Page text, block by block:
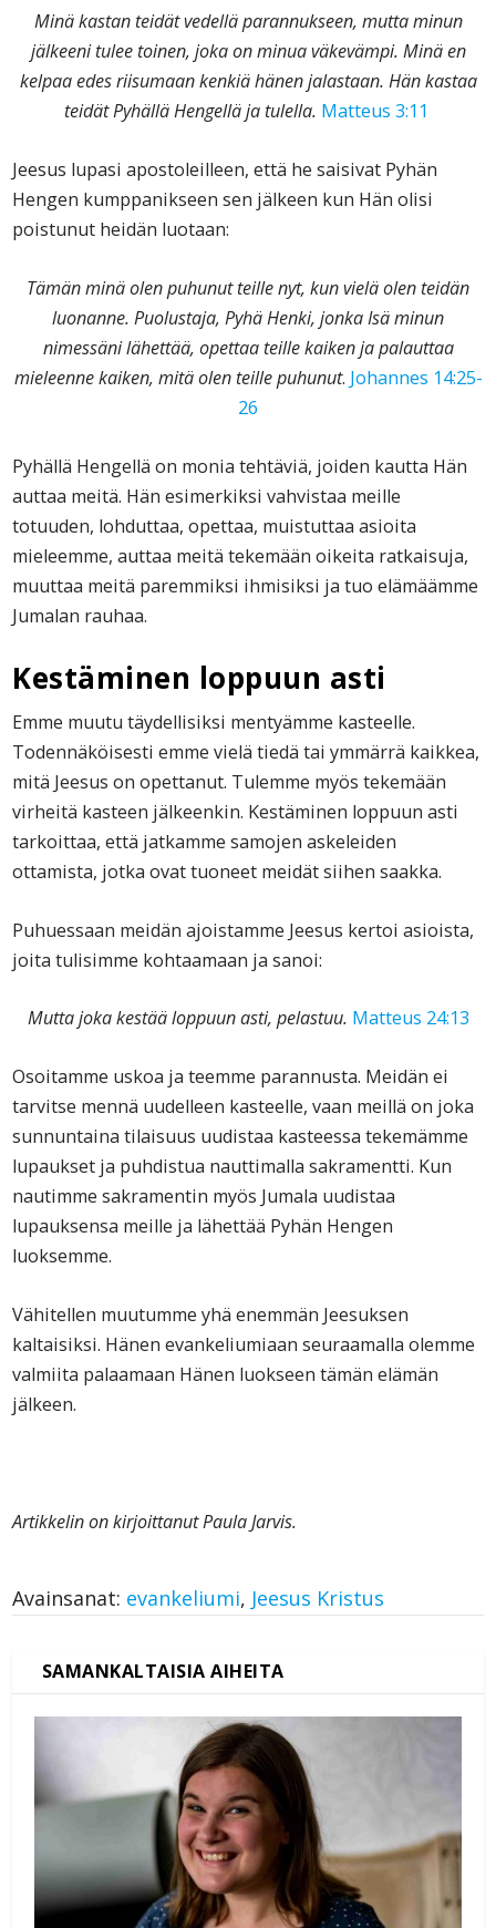
Minä kastan teidät vedellä parannukseen, mutta minun
jälkeeni tulee toinen, joka on minua väkevämpi. Minä en
kelpaa edes riisumaan kenkiä hänen jalastaan. Hän kastaa
teidät Pyhällä Hengellä ja tulella. Matteus 3:11
Jeesus lupasi apostoleilleen, että he saisivat Pyhän
Hengen kumppanikseen sen jälkeen kun Hän olisi
poistunut heidän luotaan:
Tämän minä olen puhunut teille nyt, kun vielä olen teidän
luonanne. Puolustaja, Pyhä Henki, jonka Isä minun
nimessäni lähettää, opettaa teille kaiken ja palauttaa
mieleenne kaiken, mitä olen teille puhunut. Johannes 14:25-
26
Pyhällä Hengellä on monia tehtäviä, joiden kautta Hän
auttaa meitä. Hän esimerkiksi vahvistaa meille
totuuden, lohduttaa, opettaa, muistuttaa asioita
mieleemme, auttaa meitä tekemään oikeita ratkaisuja,
muuttaa meitä paremmiksi ihmisiksi ja tuo elämäämme
Jumalan rauhaa.
Kestäminen loppuun asti
Emme muutu täydellisiksi mentyämme kasteelle.
Todennäköisesti emme vielä tiedä tai ymmärrä kaikkea,
mitä Jeesus on opettanut. Tulemme myös tekemään
virheitä kasteen jälkeenkin. Kestäminen loppuun asti
tarkoittaa, että jatkamme samojen askeleiden
ottamista, jotka ovat tuoneet meidät siihen saakka.
Puhuessaan meidän ajoistamme Jeesus kertoi asioista,
joita tulisimme kohtaamaan ja sanoi:
Mutta joka kestää loppuun asti, pelastuu. Matteus 24:13
Osoitamme uskoa ja teemme parannusta. Meidän ei
tarvitse mennä uudelleen kasteelle, vaan meillä on joka
sunnuntaina tilaisuus uudistaa kasteessa tekemämme
lupaukset ja puhdistua nauttimalla sakramentti. Kun
nautimme sakramentin myös Jumala uudistaa
lupauksensa meille ja lähettää Pyhän Hengen
luoksemme.
Vähitellen muutumme yhä enemmän Jeesuksen
kaltaisiksi. Hänen evankeliumiaan seuraamalla olemme
valmiita palaamaan Hänen luokseen tämän elämän
jälkeen.
Artikkelin on kirjoittanut Paula Jarvis.
Avainsanat: evankeliumi, Jeesus Kristus